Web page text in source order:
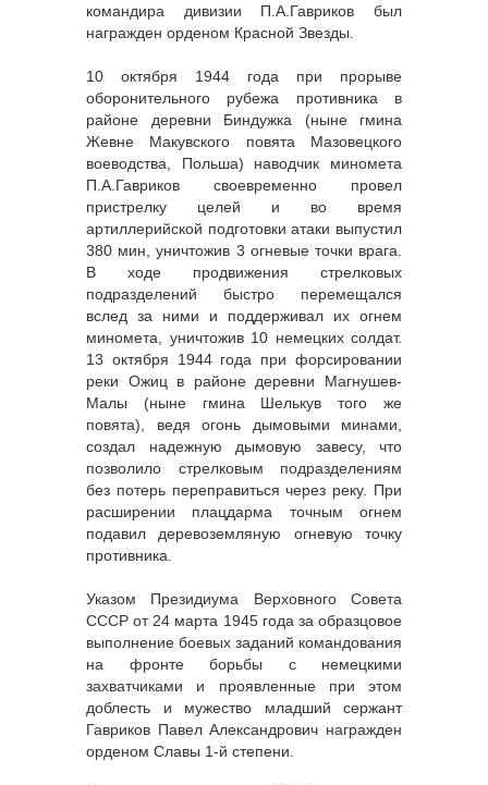
командира дивизии П.А.Гавриков был
награжден орденом Красной Звезды.
10 октября 1944 года при прорыве
оборонительного рубежа противника в
районе деревни Биндужка (ныне гмина
Жевне Макувского повята Мазовецкого
воеводства, Польша) наводчик миномета
П.А.Гавриков своевременно провел
пристрелку целей и во время
артиллерийской подготовки атаки выпустил
380 мин, уничтожив 3 огневые точки врага.
В ходе продвижения стрелковых
подразделений быстро перемещался
вслед за ними и поддерживал их огнем
миномета, уничтожив 10 немецких солдат.
13 октября 1944 года при форсировании
реки Ожиц в районе деревни Магнушев-
Малы (ныне гмина Шелькув того же
повята), ведя огонь дымовыми минами,
создал надежную дымовую завесу, что
позволило стрелковым подразделениям
без потерь переправиться через реку. При
расширении плацдарма точным огнем
подавил деревоземляную огневую точку
противника.
Указом Президиума Верховного Совета
СССР от 24 марта 1945 года за образцовое
выполнение боевых заданий командования
на фронте борьбы с немецкими
захватчиками и проявленные при этом
доблесть и мужество младший сержант
Гавриков Павел Александрович награжден
орденом Славы 1-й степени.